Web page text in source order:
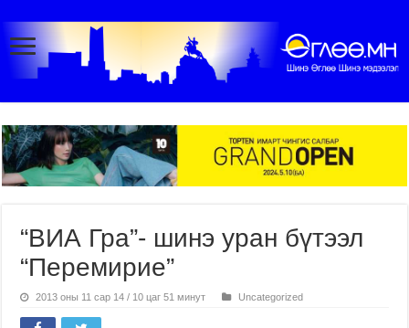
“ВИА Гра”- шинэ уран бүтээл
“Перемирие”
2013 оны 11 сар 14 / 10 цаг 51 минут Uncategorized